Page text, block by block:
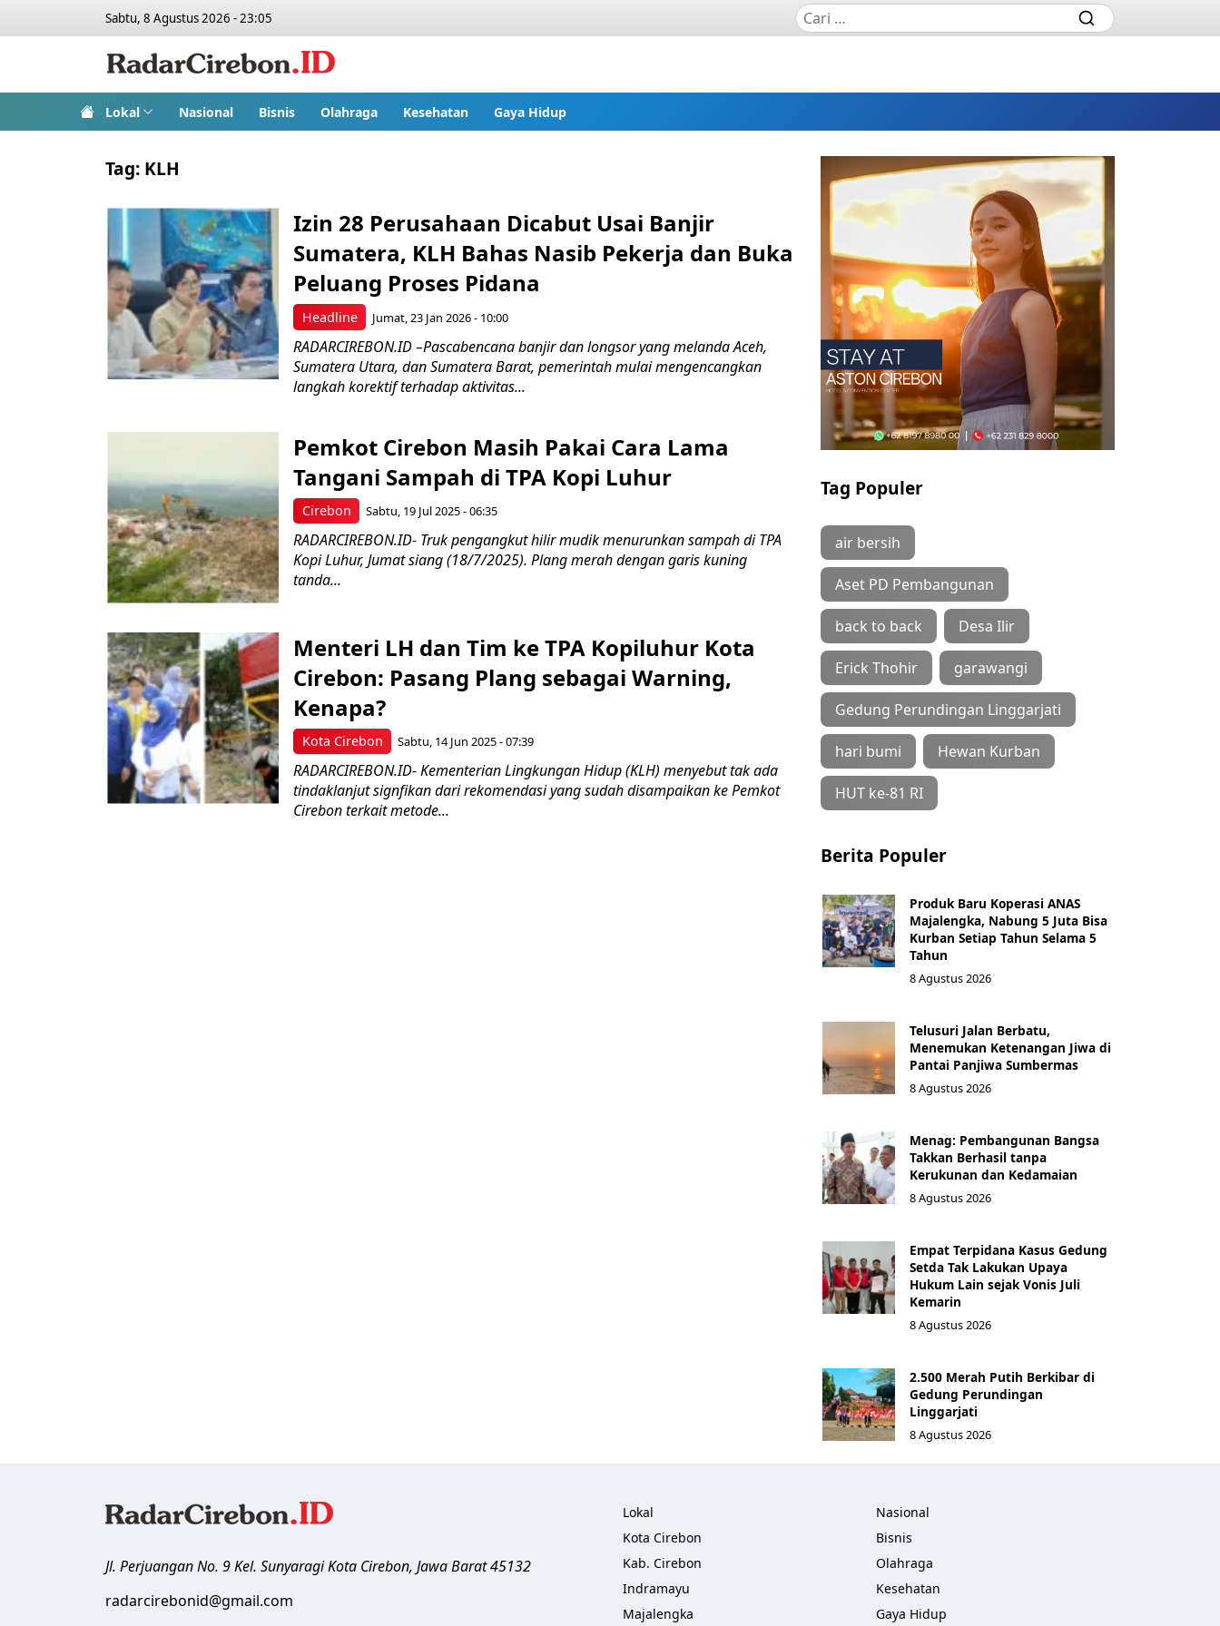
Sabtu, 8 Agustus 2026 - 23:05
Lokal Nasional Bisnis Olahraga Kesehatan Gaya Hidup
Tag: KLH
Headline
Izin 28 Perusahaan Dicabut Usai Banjir
Sumatera, KLH Bahas Nasib Pekerja dan Buka
Peluang Proses Pidana
Jumat, 23 Jan 2026 - 10:00
RADARCIREBON.ID –Pascabencana banjir dan longsor yang melanda Aceh,
Sumatera Utara, dan Sumatera Barat, pemerintah mulai mengencangkan
langkah korektif terhadap aktivitas...
Cirebon
Pemkot Cirebon Masih Pakai Cara Lama
Tangani Sampah di TPA Kopi Luhur
Sabtu, 19 Jul 2025 - 06:35
RADARCIREBON.ID- Truk pengangkut hilir mudik menurunkan sampah di TPA
Kopi Luhur, Jumat siang (18/7/2025). Plang merah dengan garis kuning
tanda...
Kota Cirebon
Menteri LH dan Tim ke TPA Kopiluhur Kota
Cirebon: Pasang Plang sebagai Warning,
Kenapa?
Sabtu, 14 Jun 2025 - 07:39
RADARCIREBON.ID- Kementerian Lingkungan Hidup (KLH) menyebut tak ada
tindaklanjut signfikan dari rekomendasi yang sudah disampaikan ke Pemkot
Cirebon terkait metode...
Tag Populer
air bersih
Aset PD Pembangunan
back to back Desa Ilir
Erick Thohir garawangi
Gedung Perundingan Linggarjati
hari bumi Hewan Kurban
HUT ke-81 RI
Berita Populer
Produk Baru Koperasi ANAS
Majalengka, Nabung 5 Juta Bisa
Kurban Setiap Tahun Selama 5
Tahun
8 Agustus 2026
Telusuri Jalan Berbatu,
Menemukan Ketenangan Jiwa di
Pantai Panjiwa Sumbermas
8 Agustus 2026
Menag: Pembangunan Bangsa
Takkan Berhasil tanpa
Kerukunan dan Kedamaian
8 Agustus 2026
Empat Terpidana Kasus Gedung
Setda Tak Lakukan Upaya
Hukum Lain sejak Vonis Juli
Kemarin
8 Agustus 2026
2.500 Merah Putih Berkibar di
Gedung Perundingan
Linggarjati
8 Agustus 2026
Jl. Perjuangan No. 9 Kel. SunyaragiKota Cirebon, Jawa Barat45132
radarcirebonid@gmail.com
Lokal
Kota Cirebon
Kab. Cirebon
Indramayu
Majalengka
Nasional
Bisnis
Olahraga
Kesehatan
Gaya Hidup